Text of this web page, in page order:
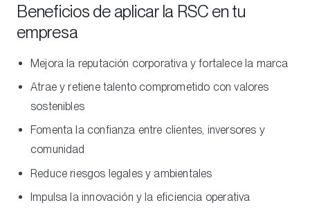
Beneficios de aplicar la RSC en tu
empresa
Mejora la reputación corporativa y fortalece la marca
Atrae y retiene talento comprometido con valores
sostenibles
Fomenta la confianza entre clientes, inversores y
comunidad
Reduce riesgos legales y ambientales
Impulsa la innovación y la eficiencia operativa